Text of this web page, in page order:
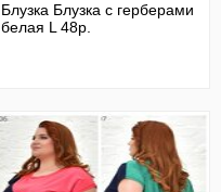
Блузка Блузка с герберами
белая L 48р.